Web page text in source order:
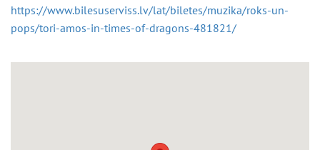
https://www.bilesuserviss.lv/lat/biletes/muzika/roks-un-
pops/tori-amos-in-times-of-dragons-481821/